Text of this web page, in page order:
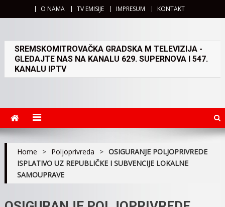
O NAMA TV EMISIJE IMPRESUM KONTAKT
SREMSKOMITROVAČKA GRADSKA M TELEVIZIJA -
GLEDAJTE NAS NA KANALU 629. SUPERNOVA I 547.
KANALU IPTV
Home > Poljoprivreda > OSIGURANJE POLJOPRIVREDE
ISPLATIVO UZ REPUBLIČKE I SUBVENCIJE LOKALNE
SAMOUPRAVE